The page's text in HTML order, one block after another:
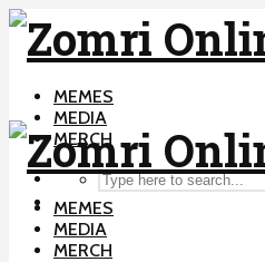
MEMES
MEDIA
MERCH
MEMES
MEDIA
MERCH